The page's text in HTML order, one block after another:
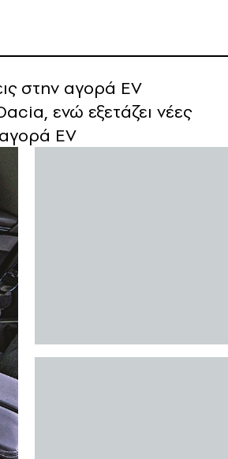
στην αγορά EV
ενώ εξετάζει νέες
EV